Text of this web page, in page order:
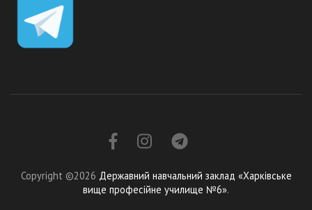
Copyright ©2026 Державний навчальний заклад «Харківське
вище професійне училище №6».